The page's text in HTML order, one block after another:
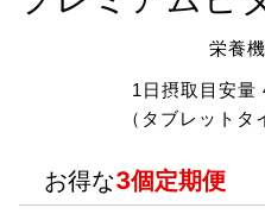
栄養
1日摂取目安量
（タブレットタ
お得な3個定期便